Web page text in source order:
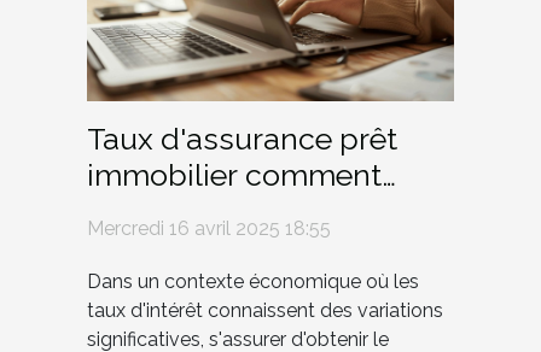
Taux d'assurance prêt
immobilier comment
période de fluctuation
Mercredi 16 avril 2025 18:55
Dans un contexte économique où les
taux d'intérêt connaissent des variations
significatives, s'assurer d'obtenir le